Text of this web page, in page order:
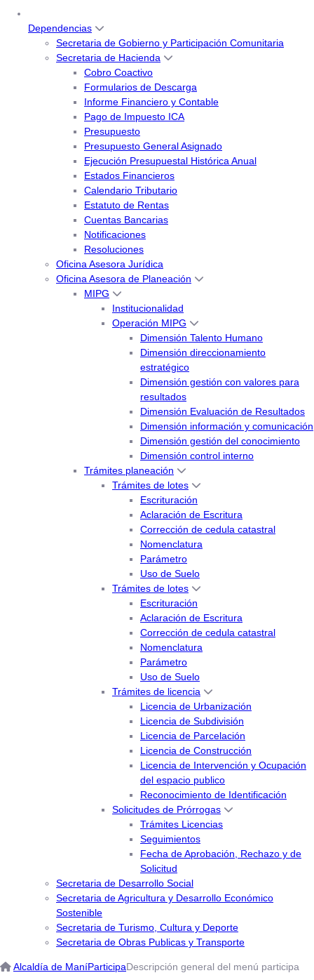
Dependencias
Secretaria de Gobierno y Participación Comunitaria
Secretaria de Hacienda
Cobro Coactivo
Formularios de Descarga
Informe Financiero y Contable
Pago de Impuesto ICA
Presupuesto
Presupuesto General Asignado
Ejecución Presupuestal Histórica Anual
Estados Financieros
Calendario Tributario
Estatuto de Rentas
Cuentas Bancarias
Notificaciones
Resoluciones
Oficina Asesora Jurídica
Oficina Asesora de Planeación
MIPG
Institucionalidad
Operación MIPG
Dimensión Talento Humano
Dimensión direccionamiento
estratégico
Dimensión gestión con valores para
resultados
Dimensión Evaluación de Resultados
Dimensión información y comunicación
Dimensión gestión del conocimiento
Dimensión control interno
Trámites planeación
Trámites de lotes
Escrituración
Aclaración de Escritura
Corrección de cedula catastral
Nomenclatura
Parámetro
Uso de Suelo
Trámites de lotes
Escrituración
Aclaración de Escritura
Corrección de cedula catastral
Nomenclatura
Parámetro
Uso de Suelo
Trámites de licencia
Licencia de Urbanización
Licencia de Subdivisión
Licencia de Parcelación
Licencia de Construcción
Licencia de Intervención y Ocupación
del espacio publico
Reconocimiento de Identificación
Solicitudes de Prórrogas
Trámites Licencias
Seguimientos
Fecha de Aprobación, Rechazo y de
Solicitud
Secretaria de Desarrollo Social
Secretaria de Agricultura y Desarrollo Económico
Sostenible
Secretaria de Turismo, Cultura y Deporte
Secretaria de Obras Publicas y Transporte
Alcaldía de ManíParticipaDescripción general del menú participa